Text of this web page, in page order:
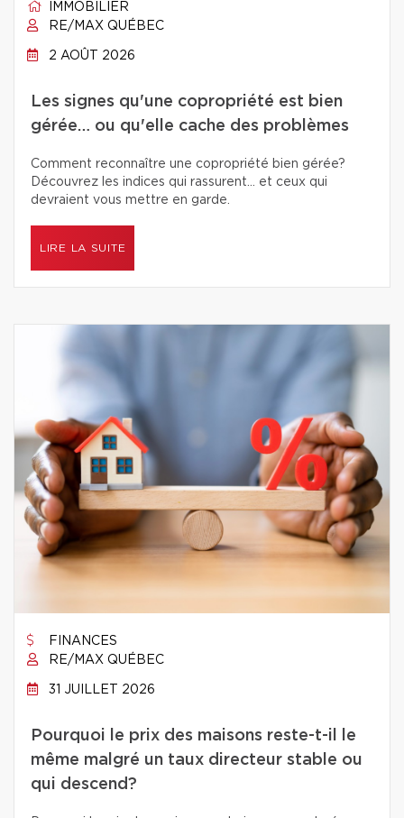
IMMOBILIER
RE/MAX QUÉBEC
2 AOÛT 2026
Les signes qu'une copropriété est bien
gérée… ou qu'elle cache des problèmes
Comment reconnaître une copropriété bien gérée?
Découvrez les indices qui rassurent… et ceux qui
devraient vous mettre en garde.
LIRE LA SUITE
FINANCES
RE/MAX QUÉBEC
31 JUILLET 2026
Pourquoi le prix des maisons reste-t-il le
même malgré un taux directeur stable ou
qui descend?